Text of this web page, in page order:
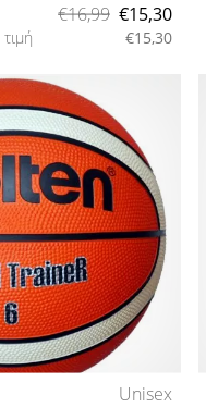
€16,99 €15,30
€15,30
Unisex